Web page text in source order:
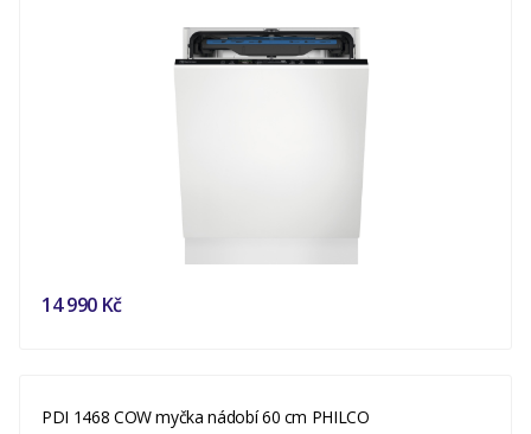
14 990 Kč
PDI 1468 COW myčka nádobí 60 cm PHILCO